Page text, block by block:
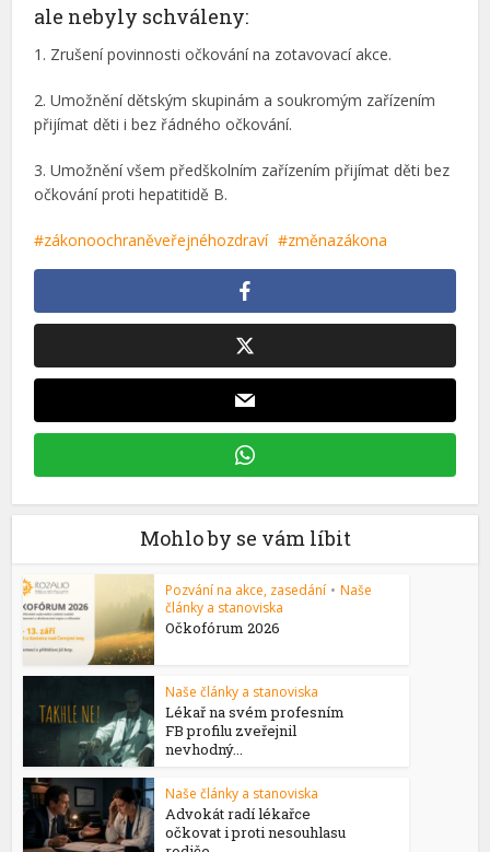
ale nebyly schváleny:
1. Zrušení povinnosti očkování na zotavovací akce.
2. Umožnění dětským skupinám a soukromým zařízením
přijímat děti i bez řádného očkování.
3. Umožnění všem předškolním zařízením přijímat děti bez
očkování proti hepatitidě B.
zákonoochraněveřejnéhozdraví změnazákona
Mohlo by se vám líbit
Pozvání na akce, zasedání • Naše
články a stanoviska
Očkofórum 2026
Naše články a stanoviska
Lékař na svém profesním
FB profilu zveřejnil
nevhodný...
Naše články a stanoviska
Advokát radí lékařce
očkovat i proti nesouhlasu